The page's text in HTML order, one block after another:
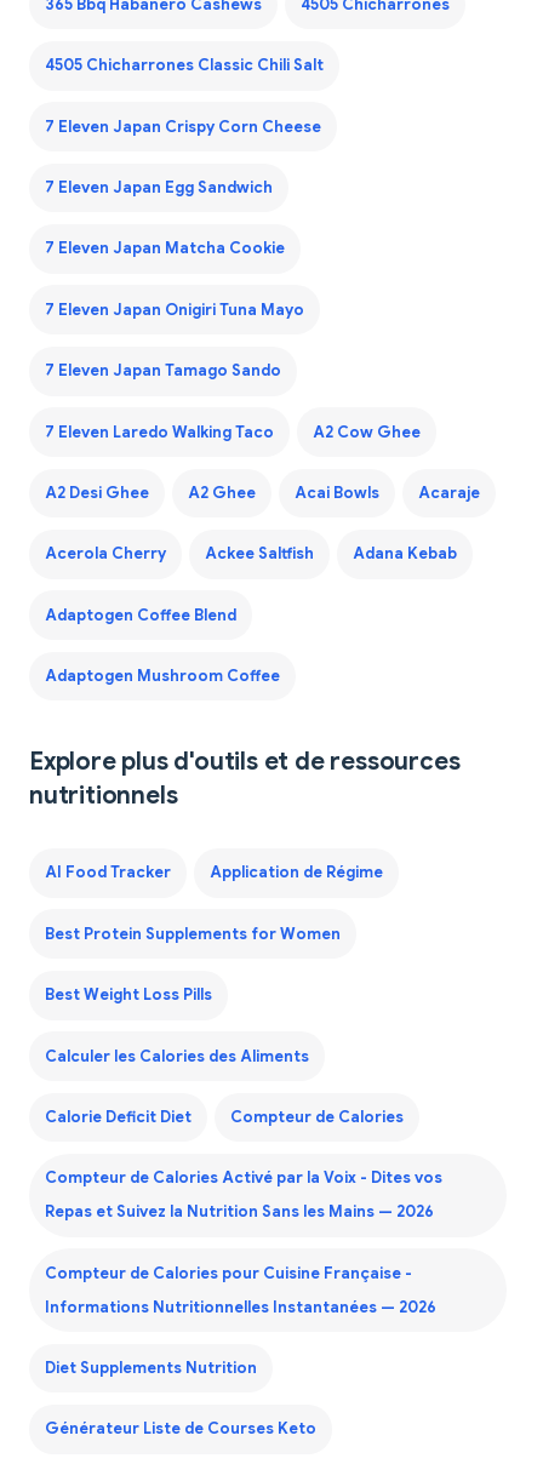
365 Bbq Habanero Cashews 4505 Chicharrones
4505 Chicharrones Classic Chili Salt
7 Eleven Japan Crispy Corn Cheese
7 Eleven Japan Egg Sandwich
7 Eleven Japan Matcha Cookie
7 Eleven Japan Onigiri Tuna Mayo
7 Eleven Japan Tamago Sando
7 Eleven Laredo Walking Taco A2 Cow Ghee
A2 Desi Ghee A2 Ghee Acai Bowls Acaraje
Acerola Cherry Ackee Saltfish Adana Kebab
Adaptogen Coffee Blend
Adaptogen Mushroom Coffee
Explore plus d'outils et de ressources
nutritionnels
AI Food Tracker Application de Régime
Best Protein Supplements for Women
Best Weight Loss Pills
Calculer les Calories des Aliments
Calorie Deficit Diet Compteur de Calories
Compteur de Calories Activé par la Voix - Dites vos
Repas et Suivez la Nutrition Sans les Mains — 2026
Compteur de Calories pour Cuisine Française -
Informations Nutritionnelles Instantanées — 2026
Diet Supplements Nutrition
Générateur Liste de Courses Keto